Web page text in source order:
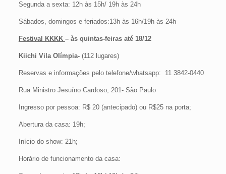
Segunda a sexta: 12h às 15h/ 19h às 24h
Sábados, domingos e feriados:13h às 16h/19h às 24h
Festival KKKK – às quintas-feiras até 18/12
Kiichi Vila Olímpia-(112 lugares)
Reservas e informações pelo telefone/whatsapp: 11 3842-0440
Rua Ministro Jesuíno Cardoso, 201- São Paulo
Ingresso por pessoa: R$ 20 (antecipado) ou R$25 na porta;
Abertura da casa: 19h;
Início do show: 21h;
Horário de funcionamento da casa: